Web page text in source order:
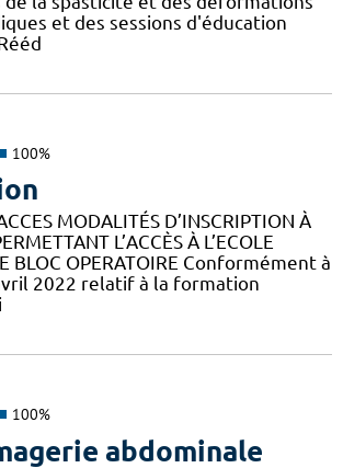
et des sessions d'éducation
100%
MODALITÉS D’INSCRIPTION À
L’ACCÈS À L’ECOLE
BLOC OPERATOIRE Conformément à
2022 relatif à la formation
100%
abdominale